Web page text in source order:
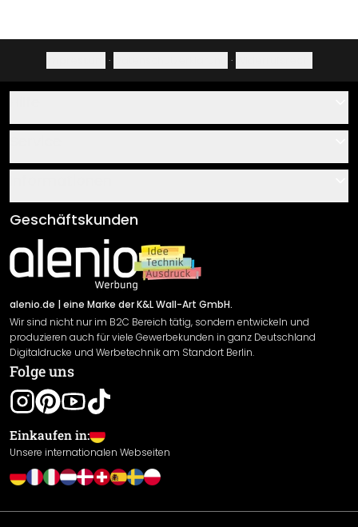
· ·
Über uns
Klebe- und Montageanleitungen
Newsletter An-/Abmeldung
Sendungsverfolgung
AGB
Impressum
Versand & Zahlung
Rücksendung
Widerrufsrecht
Datenschutzerklärung
Gewährleistung
Leistungserklärung / CE-Zeichen
Cookie Einstellungen
Geschäftskunden
alenio.de | eine Marke der K&L Wall-Art GmbH.
Wir sind nicht nur im B2C Bereich tätig, sondern entwickeln und
produzieren auch für viele Gewerbekunden in ganz Deutschland
Digitaldrucke und Werbetechnik am Standort Berlin.
Folge uns
Einkaufen in:
Unsere internationalen Webseiten